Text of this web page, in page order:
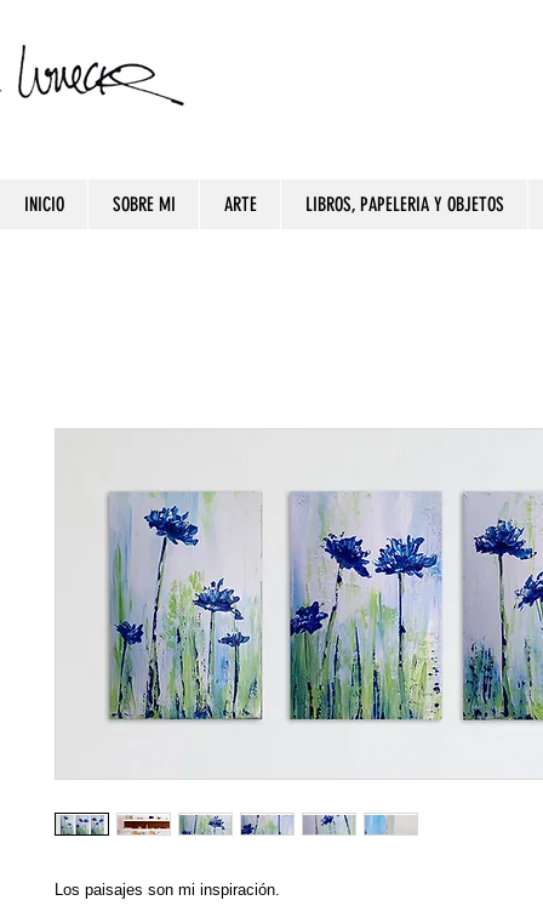
INICIO SOBRE MI ARTE LIBROS, PAPELERIA Y OBJETOS
Los paisajes son mi inspiración.